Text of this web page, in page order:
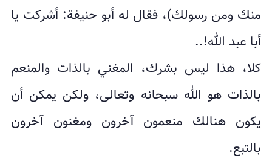
منك ومن رسولك)، فقال له أبو حنيفة: أشركت يا
أبا عبد الله!..
كلا، هذا ليس بشرك، المغني بالذات والمنعم
بالذات هو الله سبحانه وتعالى، ولكن يمكن أن
يكون هنالك منعمون آخرون ومغنون آخرون
بالتبع.